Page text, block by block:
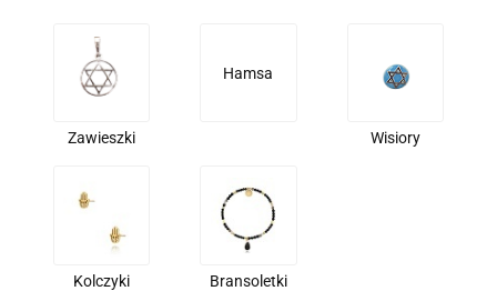
Zawieszki
Hamsa
Wisiory
Kolczyki Bransoletki